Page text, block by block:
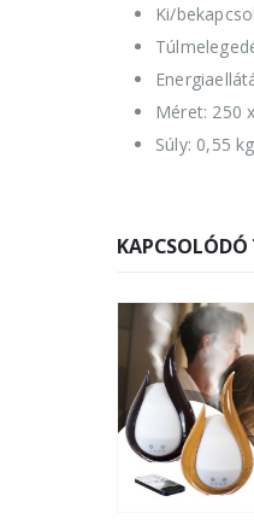
Ki/
Méret: 250
Súly: 0,55 kg
KAPCSOLÓDÓ